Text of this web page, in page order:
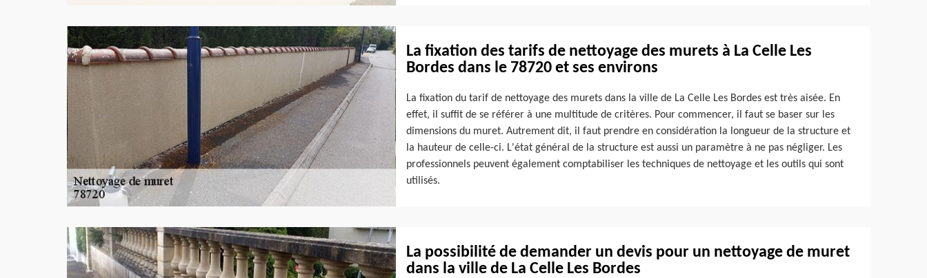
La fixation des tarifs de nettoyage des murets à La Celle Les
Bordes dans le 78720 et ses environs
La fixation du tarif de nettoyage des murets dans la ville de La Celle Les Bordes est très aisée. En
effet, il suffit de se référer à une multitude de critères. Pour commencer, il faut se baser sur les
dimensions du muret. Autrement dit, il faut prendre en considération la longueur de la structure et
la hauteur de celle-ci. L'état général de la structure est aussi un paramètre à ne pas négliger. Les
professionnels peuvent également comptabiliser les techniques de nettoyage et les outils qui sont
utilisés.
La possibilité de demander un devis pour un nettoyage de muret
dans la ville de La Celle Les Bordes